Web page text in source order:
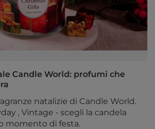
Candle World: profumi che
natalizie di Candle World.
, Vintage - scegli la candela
momento di festa.